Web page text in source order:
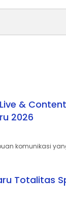
&
2026
komunikasi
Totalitas